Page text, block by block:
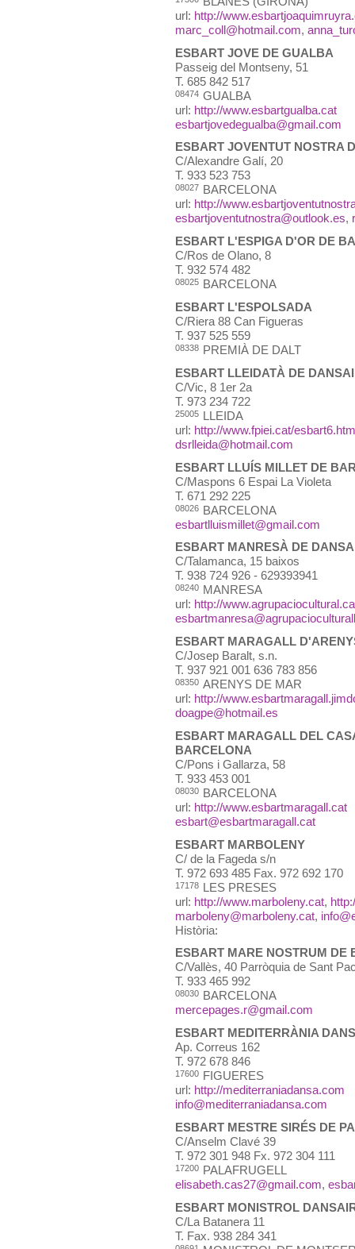
url: http://
marc_coll@hotmail.com,
ESBART JOVE DE GUALBA
Passeig del Montseny, 51
T. 685 842 517
08474 GUALBA
url: http://www.esbartgualba.cat
esbartjovedegualba@gmail.com
ESBART JOVENTUT NOSTRA
C/Alexandre Galí, 20
T. 933 523 753
08027 BARCELONA
url: http://
esbartjoventutnostra@outlook.es,
ESBART L'ESPIGA D'OR DE
C/Ros de Olano, 8
T. 932 574 482
08025 BARCELONA
ESBART L'ESPOLSADA
C/Riera 88 Can Figueras
T. 937 525 559
08338 PREMIÀ DE DALT
ESBART LLEIDATÀ DE
C/Vic, 8 1er 2a
T. 973 234 722
25005 LLEIDA
url: http://www.fpiei.cat/esbart6.htm
dsrlleida@hotmail.com
ESBART LLUÍS MILLET DE
C/Maspons 6 Espai La Violeta
T. 671 292 225
08026 BARCELONA
esbartlluismillet@gmail.com
ESBART MANRESÀ DE
C/Talamanca, 15 baixos
T. 938 724 926 - 629393941
08240 MANRESA
url: http://
ESBART MARAGALL
C/Josep Baralt, s.n.
T. 937 921 001 636 783 856
08350 ARENYS DE MAR
url: http://
doagpe@hotmail.es
ESBART MARAGALL DEL
BARCELONA
C/Pons i Gallarza, 58
T. 933 453 001
08030 BARCELONA
url: http://www.esbartmaragall.cat
esbart@esbartmaragall.cat
ESBART MARBOLENY
C/ de la Fageda s/n
T. 972 693 485 Fax. 972 692 170
17178 LES PRESES
url: http://www.marboleny.cat,
marboleny@marboleny.cat,
Història:
ESBART MARE NOSTRUM DE
C/Vallès, 40 Parròquia de Sant
T. 933 465 992
08030
BARCELONA
mercepages.r@gmail.com
ESBART MEDITERRÀNIA
Ap. Correus 162
T. 972 678 846
17600 FIGUERES
url: http://mediterraniadansa.com
info@mediterraniadansa.com
ESBART MESTRE SIRÉS DE
C/Anselm Clavé 39
T. 972 301 948 Fx. 972 304 111
17200 PALAFRUGELL
elisabeth.cas27@gmail.com,
ESBART MONISTROL
C/La Batanera 11
T. Fax. 938 284 341